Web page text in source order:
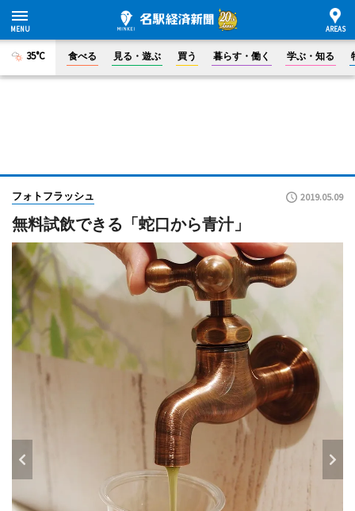
35°C 食べる 見る・遊ぶ 買う 暮らす・働く 学ぶ・知る
フォトフラッシュ 2019.05.09
無料試飲できる「蛇口から青汁」